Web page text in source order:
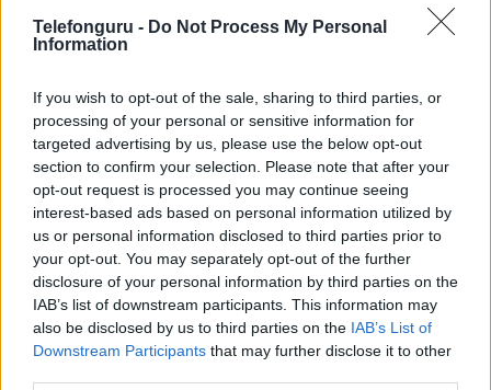
Telefonguru - Do Not Process My Personal
Information
If you wish to opt-out of the sale, sharing to third parties, or
processing of your personal or sensitive information for
targeted advertising by us, please use the below opt-out
section to confirm your selection. Please note that after your
opt-out request is processed you may continue seeing
interest-based ads based on personal information utilized by
us or personal information disclosed to third parties prior to
your opt-out. You may separately opt-out of the further
disclosure of your personal information by third parties on the
IAB’s list of downstream participants. This information may
also be disclosed by us to third parties on the IAB’s List of
Downstream Participants that may further disclose it to other
iPhone 18 bemutató dátum - ekkor
rántja le a leplet az Apple az új
2026.06.29| Phone Arena
A szeptemberi eseményen az iPhone 18 Pro modellek
mellett a régóta pletykált hajlítható iPhone Ultra is
bemutatkozhat, miközben az áremelésekről szóló
találgatások továbbra is beárnyékolják a rajtot.
Az Android rejtett automatizmusai: hat
funkció, amely észrevétlenül könnyíti
meg a mindennapokat
2026.06.14| Android Police
Sok felhasználó külön alkalmazásokra esküszik, pedig az
Android már évek óta olyan intelligens funkciókat kínál,